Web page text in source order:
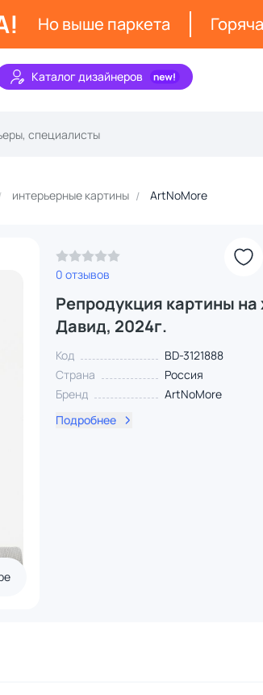
Но выше паркета
Каталог дизайнеров
интерьерные картины ArtNoMore
0 отзывов
Репродукция картины на
Давид, 2024г.
Код
BD-3121888
Страна
Россия
Бренд
ArtNoMore
Подробнее